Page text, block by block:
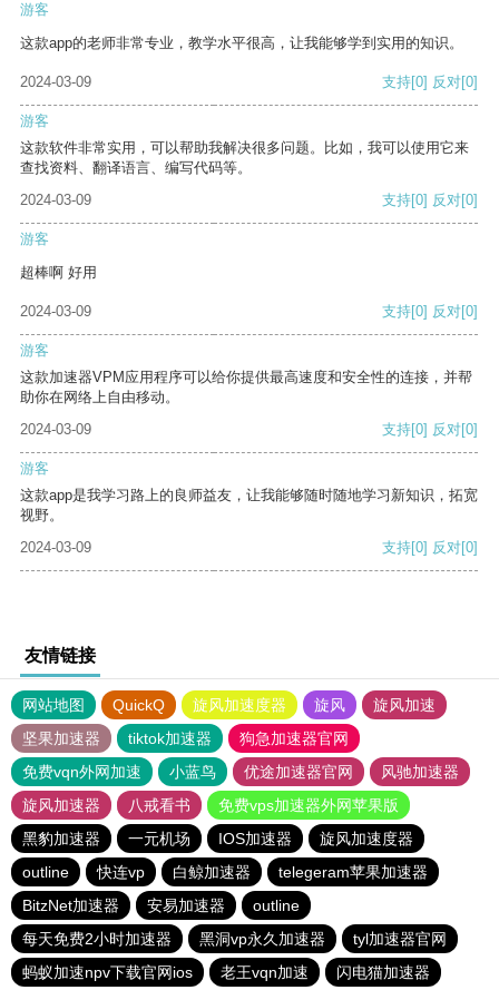
游客
这款app的老师非常专业，教学水平很高，让我能够学到实用的知识。
2024-03-09 支持[0] 反对[0]
游客
这款软件非常实用，可以帮助我解决很多问题。比如，我可以使用它来
查找资料、翻译语言、编写代码等。
2024-03-09
支持[0] 反对[0]
游客
超棒啊 好用
2024-03-09 支持[0] 反对[0]
游客
这款加速器VPM应用程序可以给你提供最高速度和安全性的连接，并帮
助你在网络上自由移动。
2024-03-09
支持[0] 反对[0]
游客
这款app是我学习路上的良师益友，让我能够随时随地学习新知识，拓宽
视野。
2024-03-09
支持[0] 反对[0]
友情链接
网站地图 QuickQ 旋风加速度器 旋风
旋风加速
坚果加速器
tiktok加速器
狗急加速器官网
免费vqn外网加速
小蓝鸟 优途加速器官网
风驰加速器
旋风加速器
八戒看书
免费vps加速器外网苹果版
黑豹加速器
一元机场 IOS加速器
旋风加速度器
outline
快连vp 白鲸加速器
telegeram苹果加速器
BitzNet加速器
安易加速器
outline
每天免费2小时加速器
黑洞vp永久加速器
tyl加速器官网
蚂蚁加速npv下载官网ios
老王vqn加速 闪电猫加速器